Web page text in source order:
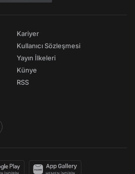
Kariyer
Kullanıcı Sözleşmesi
Yayın İlkeleri
Künye
RSS